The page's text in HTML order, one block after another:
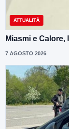
ATTUALITÀ
Miasmi e
7 AGOSTO 2026